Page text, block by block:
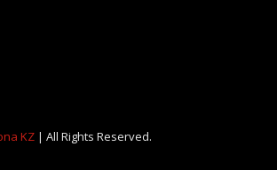
KZ| All Rights Reserved.